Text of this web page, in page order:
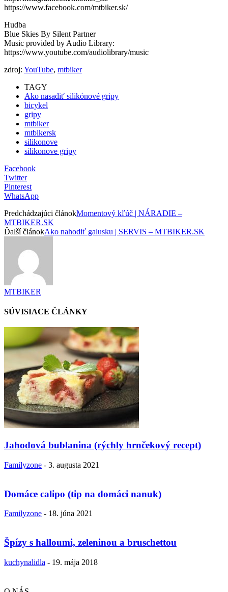
https://www.facebook.com/mtbiker.sk/
Hudba
Blue Skies By Silent Partner
Music provided by Audio Library:
https://www.youtube.com/audiolibrary/music
zdroj: YouTube, mtbiker
TAGY
Ako nasadiť silikónové gripy
bicykel
gripy
mtbiker
mtbikersk
silikonove
silikonove gripy
Facebook
Twitter
Pinterest
WhatsApp
Predchádzajúci článokMomentový kľúč | NÁRADIE –
MTBIKER.SK
Ďalší článokAko nahodiť galusku | SERVIS – MTBIKER.SK
MTBIKER
SÚVISIACE ČLÁNKY
Jahodová bublanina (rýchly hrnčekový recept)
Familyzone - 3. augusta 2021
Domáce calipo (tip na domáci nanuk)
Familyzone - 18. júna 2021
Špízy s halloumi, zeleninou a bruschettou
kuchynalidla - 19. mája 2018